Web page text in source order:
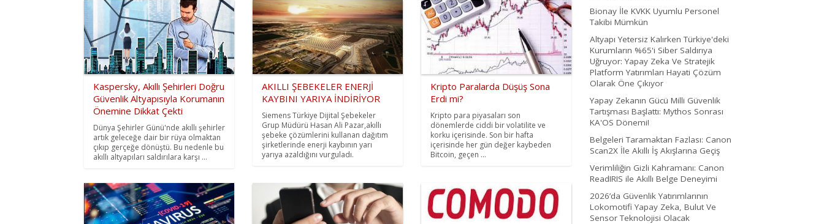
Kaspersky, Akıllı Şehirleri Doğru
Güvenlik Altyapısıyla Korumanın
Önemine Dikkat Çekti
Dünya Şehirler Günü'nde akıllı şehirler
artık geleceğe dair bir rüya olmaktan
çıkıp gerçeğe dönüştü. Bu nedenle bu
akıllı altyapıları saldırılara karşı ...
AKILLI ŞEBEKELER ENERJİ
KAYBINI YARIYA İNDİRİYOR
Siemens Türkiye Dijital Şebekeler
Grup Müdürü Hasan Ali Pazar,akıllı
şebeke çözümlerini kullanan dağıtım
şirketlerinde enerji kaybının yarı
yarıya azaldığını vurguladı.
Kripto Paralarda Düşüş Sona
Erdi mi?
Kripto para piyasaları son
dönemlerde ciddi bir volatilite ve
korku içerisinde. Son bir hafta
içerisinde her gün değer kaybeden
Bitcoin, geçen ...
Bionay İle KVKK Uyumlu Personel
Takibi Mümkün
Altyapı Yetersiz Kalırken Türkiye'deki
Kurumların %65'i Siber Saldırıya
Uğruyor: Yapay Zeka Ve Stratejik
Platform Yatırımları Hayati Çözüm
Olarak Öne Çıkıyor
Yapay Zekanın Gücü Milli Güvenlik
Tartışması Başlattı: Mythos Sonrası
KA'OS Dönemi!
Belgeleri Taramaktan Fazlası: Canon
Scan2X İle Akıllı İş Akışlarına Geçiş
Verimliliğin Gizli Kahramanı: Canon
ReadIRIS ile Akıllı Belge Deneyimi
2026’da Güvenlik Yatırımlarının
Lokomotifi Yapay Zeka, Bulut Ve
Sensor Teknolojisi Olacak